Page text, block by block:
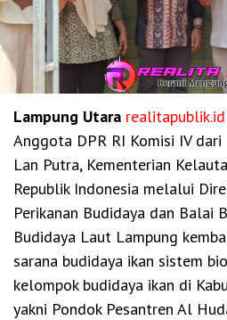
Lampung Utara realitapublik.id
Anggota DPR RI Komisi IV
Lan Putra, Kementerian
Republik Indonesia melalui
Perikanan Budidaya dan Balai
Budidaya Laut Lampung
sarana budidaya ikan sistem
kelompok budidaya ikan di
yakni Pondok Pesantren Al